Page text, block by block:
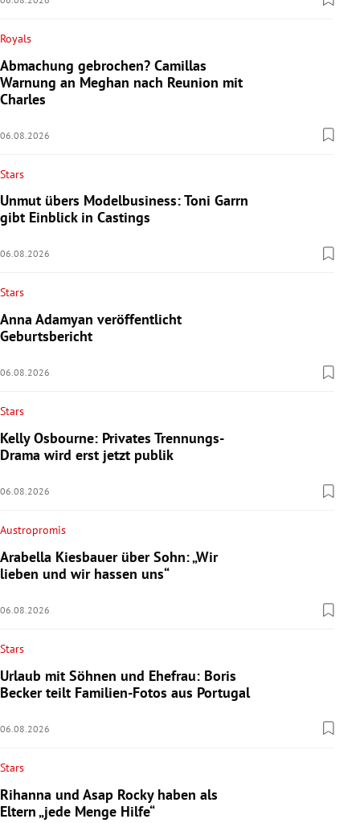
Royals
Abmachung gebrochen? Camillas
Warnung an Meghan nach Reunion mit
Charles
06.08.2026
Stars
Unmut übers Modelbusiness: Toni Garrn
gibt Einblick in Castings
06.08.2026
Stars
Anna Adamyan veröffentlicht
Geburtsbericht
06.08.2026
Stars
Kelly Osbourne: Privates Trennungs-
Drama wird erst jetzt publik
06.08.2026
Austropromis
Arabella Kiesbauer über Sohn: „Wir
lieben und wir hassen uns“
06.08.2026
Stars
Urlaub mit Söhnen und Ehefrau: Boris
Becker teilt Familien-Fotos aus Portugal
06.08.2026
Stars
Rihanna und Asap Rocky haben als
Eltern „jede Menge Hilfe“